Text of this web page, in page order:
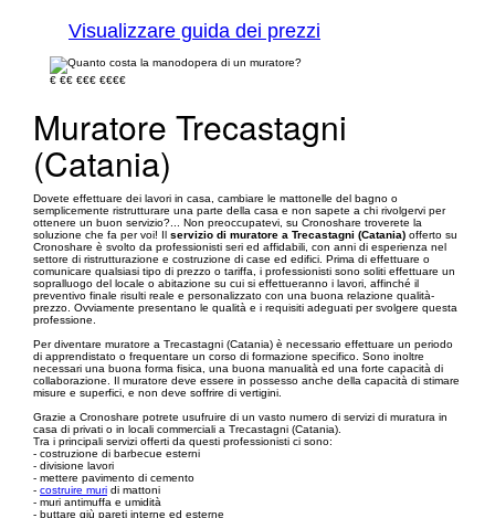
Visualizzare guida dei prezzi
€ €€ €€€ €€€€
Muratore Trecastagni
(Catania)
Dovete effettuare dei lavori in casa, cambiare le mattonelle del bagno o
semplicemente ristrutturare una parte della casa e non sapete a chi rivolgervi per
ottenere un buon servizio?... Non preoccupatevi, su Cronoshare troverete la
soluzione che fa per voi! Il servizio di muratore a Trecastagni (Catania) offerto su
Cronoshare è svolto da professionisti seri ed affidabili, con anni di esperienza nel
settore di ristrutturazione e costruzione di case ed edifici. Prima di effettuare o
comunicare qualsiasi tipo di prezzo o tariffa, i professionisti sono soliti effettuare un
sopralluogo del locale o abitazione su cui si effettueranno i lavori, affinché il
preventivo finale risulti reale e personalizzato con una buona relazione qualità-
prezzo. Ovviamente presentano le qualità e i requisiti adeguati per svolgere questa
professione.
Per diventare muratore a Trecastagni (Catania) è necessario effettuare un periodo
di apprendistato o frequentare un corso di formazione specifico. Sono inoltre
necessari una buona forma fisica, una buona manualità ed una forte capacità di
collaborazione. Il muratore deve essere in possesso anche della capacità di stimare
misure e superfici, e non deve soffrire di vertigini.
Grazie a Cronoshare potrete usufruire di un vasto numero di servizi di muratura in
casa di privati o in locali commerciali a Trecastagni (Catania).
Tra i principali servizi offerti da questi professionisti ci sono:
- costruzione di barbecue esterni
- divisione lavori
- mettere pavimento di cemento
- costruire muri di mattoni
- muri antimuffa e umidità
- buttare giù pareti interne ed esterne